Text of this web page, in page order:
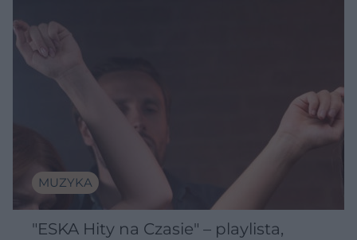
MUZYKA
"ESKA Hity na Czasie" – playlista,